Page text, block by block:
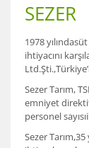
SEZER
1978
ihtiyacını
Sezer Tarım,
emniyet
personel
Sezer